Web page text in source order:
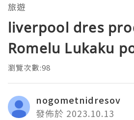
旅遊
liverpool dres
Romelu Lukaku
瀏覽次數:98
nogometnidresov
發佈於 2023.10.13